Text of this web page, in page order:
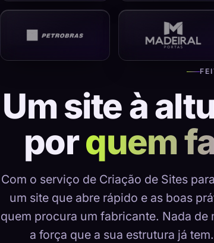
Um site à
porquem
Com o serviço de Criação de Sites
um site que abre rápido e as boas
quem procura um fabricante. Nada
a força que a sua estrutura já